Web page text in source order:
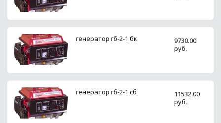
генератор гб-2-1 бк
9730.00
руб.
генератор гб-2-1 сб
11532.00
руб.